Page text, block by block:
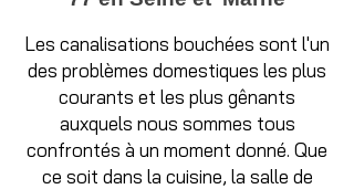
Les canalisations bouchées sont l'un
des problèmes domestiques les plus
courants et les plus gênants
auxquels nous sommes tous
confrontés à un moment donné. Que
ce soit dans la cuisine, la salle de